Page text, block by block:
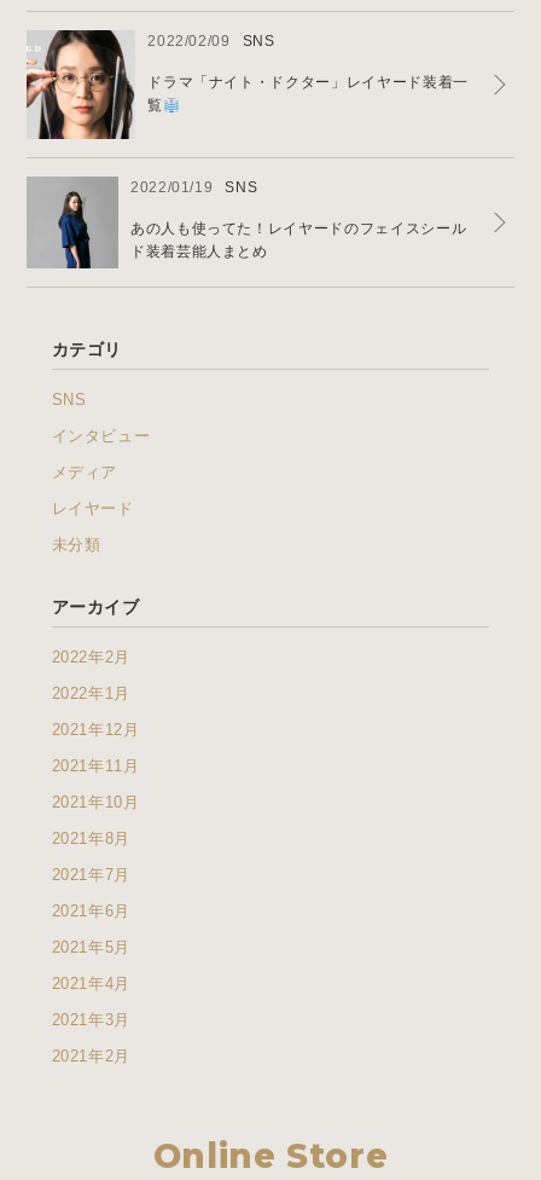
2022/02/09 SNS
ドラマ「ナイト・ドクター」レイヤード装着一
覧
2022/01/19 SNS
あの人も使ってた！レイヤードのフェイスシール
ド装着芸能人まとめ
カテゴリ
SNS
インタビュー
メディア
レイヤード
未分類
アーカイブ
2022年2月
2022年1月
2021年12月
2021年11月
2021年10月
2021年8月
2021年7月
2021年6月
2021年5月
2021年4月
2021年3月
2021年2月
Online Store